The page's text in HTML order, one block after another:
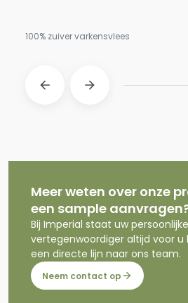
100% zuiver varkensvlees
Meer weten over onze
een sample
Bij Imperial staat uw persoonlijke
vertegenwoordiger altijd voor
een directe lijn naar ons team.
Neem contact op